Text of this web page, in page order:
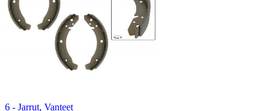
6 - Jarrut, Vanteet